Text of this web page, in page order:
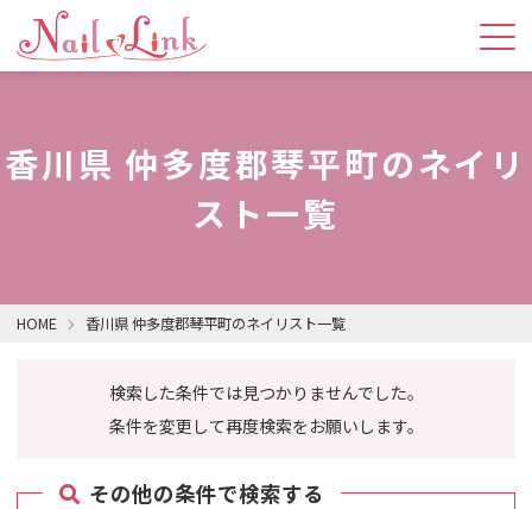
香川県 仲多度郡琴平町のネイリ
スト一覧
HOME 香川県 仲多度郡琴平町のネイリスト一覧
検索した条件では見つかりませんでした。
条件を変更して再度検索をお願いします。
その他の条件で検索する